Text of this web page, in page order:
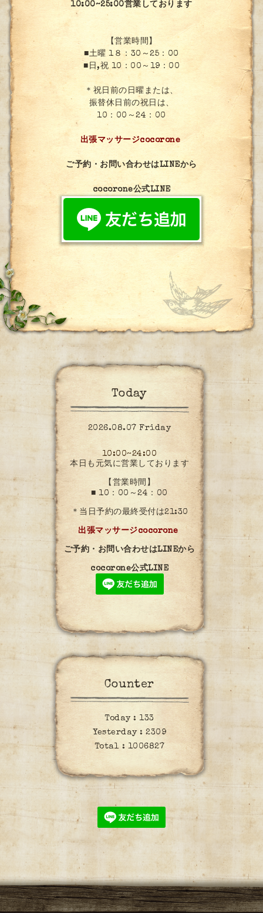
10:00~25:00営業しております
【営業時間】
■土曜 1８：30～25：00
■日,祝 10：00～19：00
＊祝日前の日曜または、
振替休日前の祝日は、
10：00～24：00
出張マッサージcocorone
ご予約・お問い合わせはLINEから
cocorone公式LINE
Today
2026.08.07 Friday
10:00~24:00
本日も元気に営業しております
【営業時間】
■ 10：00～24：00
＊当日予約の最終受付は21:30
出張マッサージcocorone
ご予約・お問い合わせはLINEから
cocorone公式LINE
Counter
Today : 133
Yesterday : 2309
Total : 1006827